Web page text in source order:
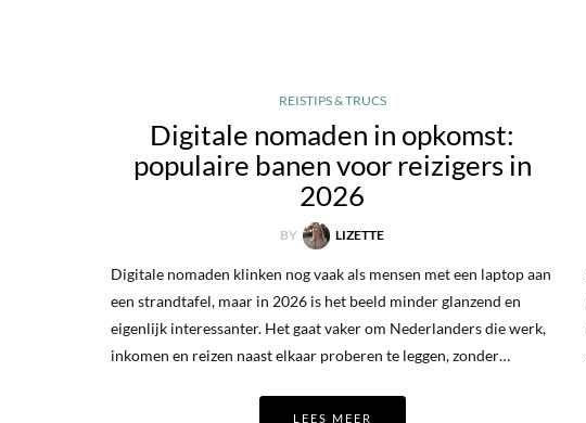
REISTIPS & TRUCS
Digitale nomaden in opkomst:
populaire banen voor reizigers in
2026
BY LIZETTE
Digitale nomaden klinken nog vaak als mensen met een laptop aan
een strandtafel, maar in 2026 is het beeld minder glanzend en
eigenlijk interessanter. Het gaat vaker om Nederlanders die werk,
inkomen en reizen naast elkaar proberen te leggen, zonder…
LEES MEER